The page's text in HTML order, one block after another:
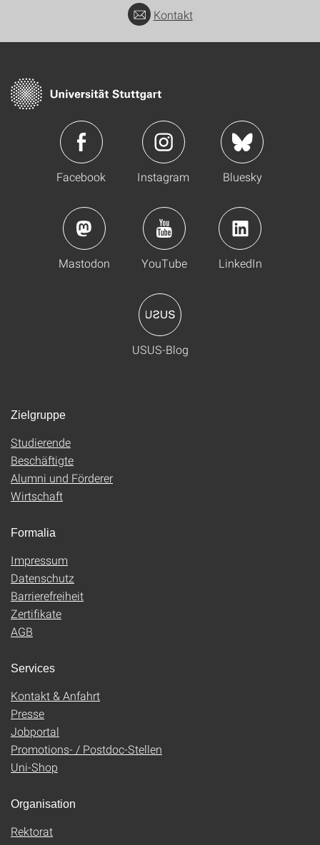
Kontakt
Facebook Instagram Bluesky
Mastodon YouTube LinkedIn
USUS-Blog
Zielgruppe
Studierende
Beschäftigte
Alumni und Förderer
Wirtschaft
Formalia
Impressum
Datenschutz
Barrierefreiheit
Zertifikate
AGB
Services
Kontakt & Anfahrt
Presse
Jobportal
Promotions- / Postdoc-Stellen
Uni-Shop
Organisation
Rektorat